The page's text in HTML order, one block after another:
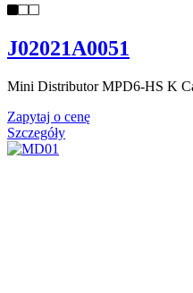
J02021A0051
Mini Distributor MPD6-HS K
Zapytaj o cenę
Szczegóły